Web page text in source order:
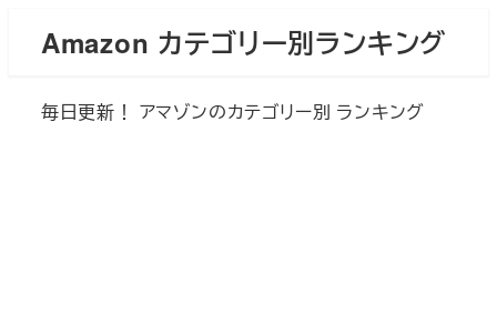
Amazon カテゴリー別ランキング
毎日更新！ アマゾンのカテゴリー別 ランキング